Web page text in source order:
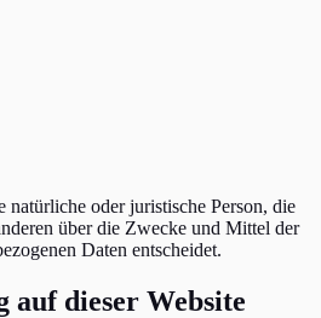
natürliche oder juristische Person, die
über die Zwecke und Mittel der
Daten entscheidet.
auf dieser Website